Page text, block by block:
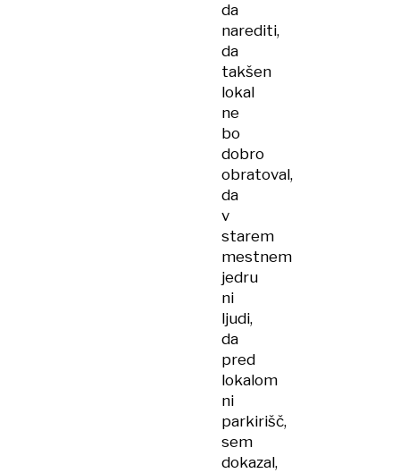
da
narediti,
da
takšen
lokal
ne
bo
dobro
obratoval,
da
v
starem
mestnem
jedru
ni
ljudi,
da
pred
lokalom
ni
parkirišč,
sem
dokazal,